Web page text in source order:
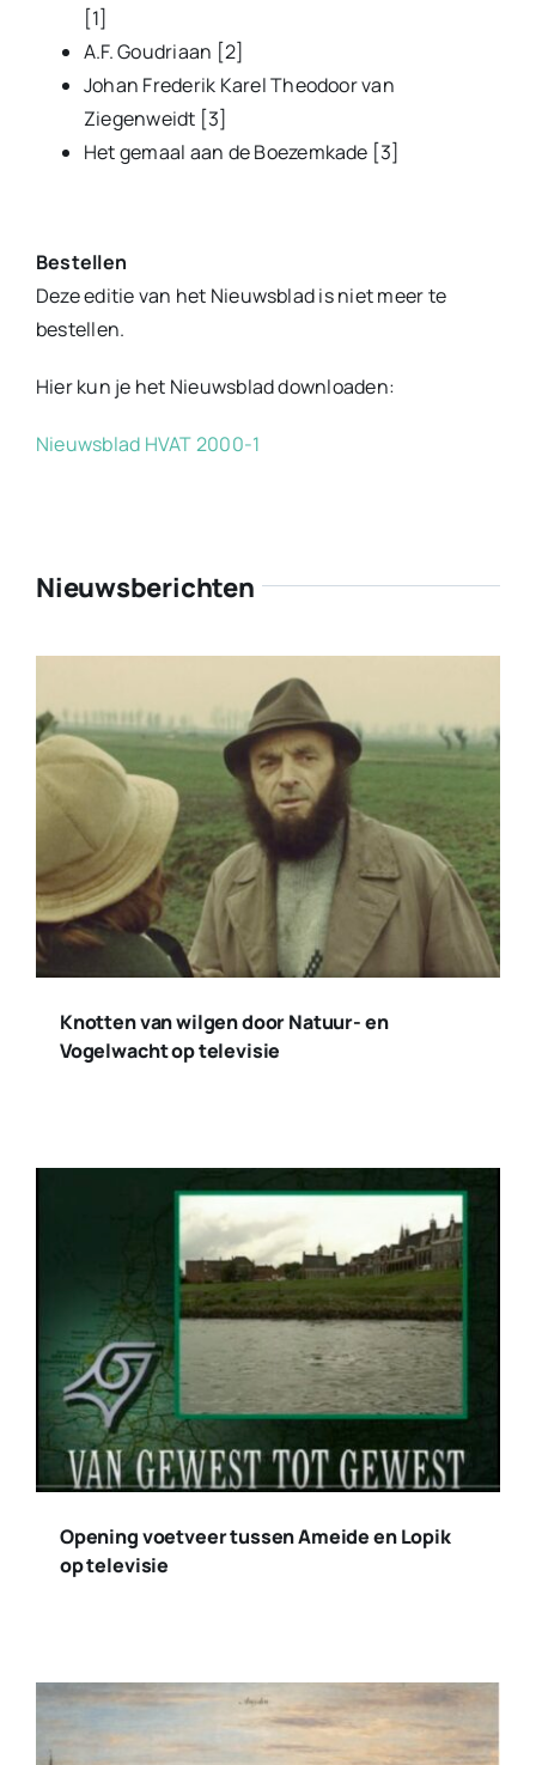
[1]
A.F. Goudriaan [2]
Johan Frederik Karel Theodoor van
Ziegenweidt [3]
Het gemaal aan de Boezemkade [3]
Bestellen
Deze editie van het Nieuwsblad is niet meer te
bestellen.
Hier kun je het Nieuwsblad downloaden:
Nieuwsblad HVAT 2000-1
Nieuwsberichten
Knotten van wilgen door Natuur- en
Vogelwacht op televisie
Opening voetveer tussen Ameide en Lopik
op televisie